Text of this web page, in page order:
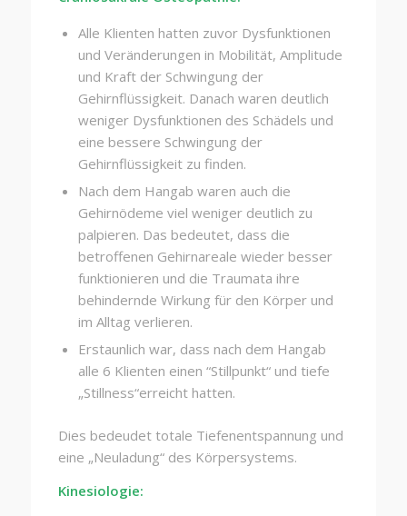
Alle Klienten hatten zuvor Dysfunktionen
und Veränderungen in Mobilität, Amplitude
und Kraft der Schwingung der
Gehirnflüssigkeit. Danach waren deutlich
weniger Dysfunktionen des Schädels und
eine bessere Schwingung der
Gehirnflüssigkeit zu finden.
Nach dem Hangab waren auch die
Gehirnödeme viel weniger deutlich zu
palpieren. Das bedeutet, dass die
betroffenen Gehirnareale wieder besser
funktionieren und die Traumata ihre
behindernde Wirkung für den Körper und
im Alltag verlieren.
Erstaunlich war, dass nach dem Hangab
alle 6 Klienten einen “Stillpunkt“ und tiefe
„Stillness“erreicht hatten.
Dies bedeudet totale Tiefenentspannung und
eine „Neuladung“ des Körpersystems.
Kinesiologie: